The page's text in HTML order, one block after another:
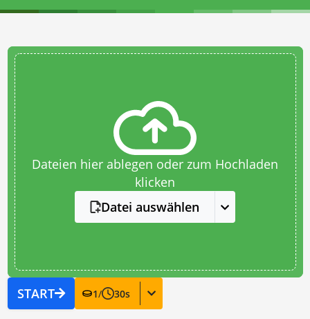
Dateien hier ablegen oder zum Hochladen
klicken
Datei auswählen
START 1/ 30s